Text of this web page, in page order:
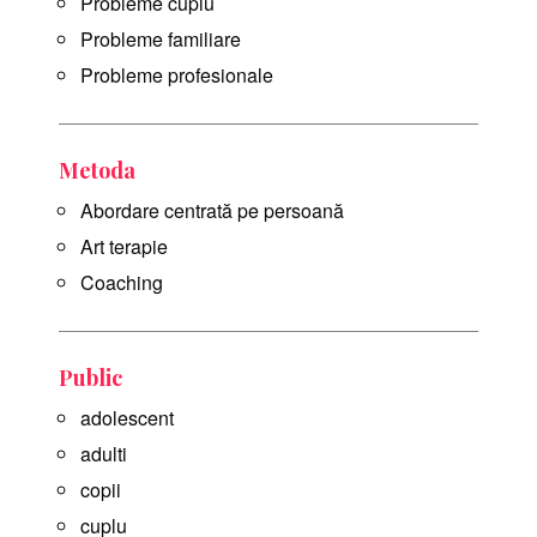
Probleme familiare
Probleme profesionale
Metoda
Abordare centrată pe persoană
Art terapie
Coaching
Public
adolescent
adulti
copii
cuplu